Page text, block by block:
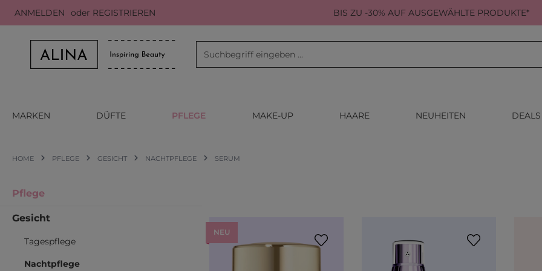
Hauptinhalt springen
Zur Suche springen
Zur Hauptnavigation springen
ANMELDEN oder REGISTRIEREN BIS ZU -30% AUF AUSGEWÄHLTE PRODUKTE*
MARKEN DÜFTE PFLEGE MAKE-UP HAARE NEUHEITEN DEALS
HOME PFLEGE GESICHT NACHTPFLEGE SERUM
Pflege
Gesicht
Tagespflege
Nachtpflege
NEU